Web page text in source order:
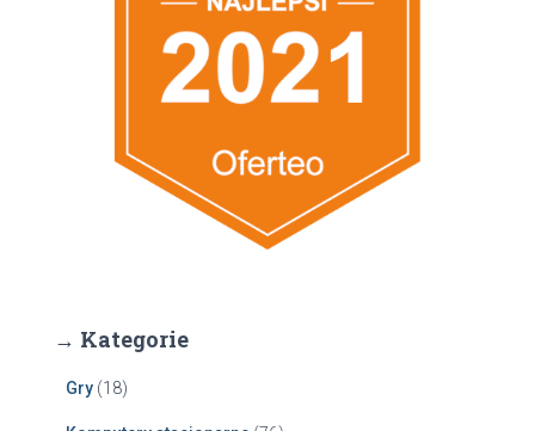
→ Kategorie
Gry (18)